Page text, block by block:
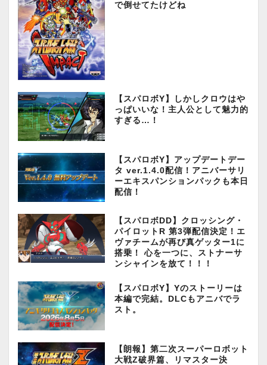
で倒せてたけどね
【スパロボY】しかしクロウはや
っぱいいな！主人公として魅力的
すぎる…！
【スパロボY】アップデートデー
タ ver.1.4.0配信！アニバーサリ
ーエキスパンションパックも本日
配信！
【スパロボDD】クロッシング・
パイロットR 第3弾配信決定！エ
ヴァチームが再び真ゲッター1に
搭乗！ 心を一つに、ストナーサ
ンシャインを放て！！！
【スパロボY】Yのストーリーは
本編で完結。DLCもアニバでラ
スト。
【朗報】第二次スーパーロボット
大戦Z破界篇、リマスター決